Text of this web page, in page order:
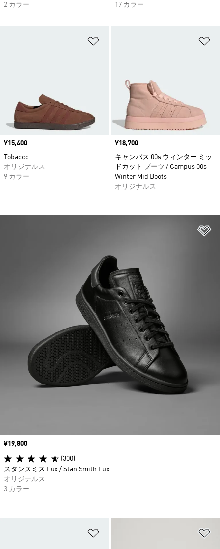
2 カラー
17 カラー
価格
¥15,400
Tobacco
オリジナルス
9 カラー
価格
¥18,700
キャンパス 00s ウィンター ミッ
ドカット ブーツ / Campus 00s
Winter Mid Boots
オリジナルス
価格
¥19,800
(300)
スタンスミス Lux / Stan Smith Lux
オリジナルス
3 カラー